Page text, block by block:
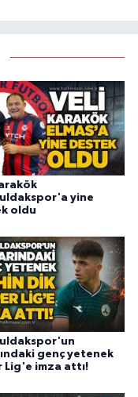
yine
oldu
genç yetenek
Lig'e imza attı!